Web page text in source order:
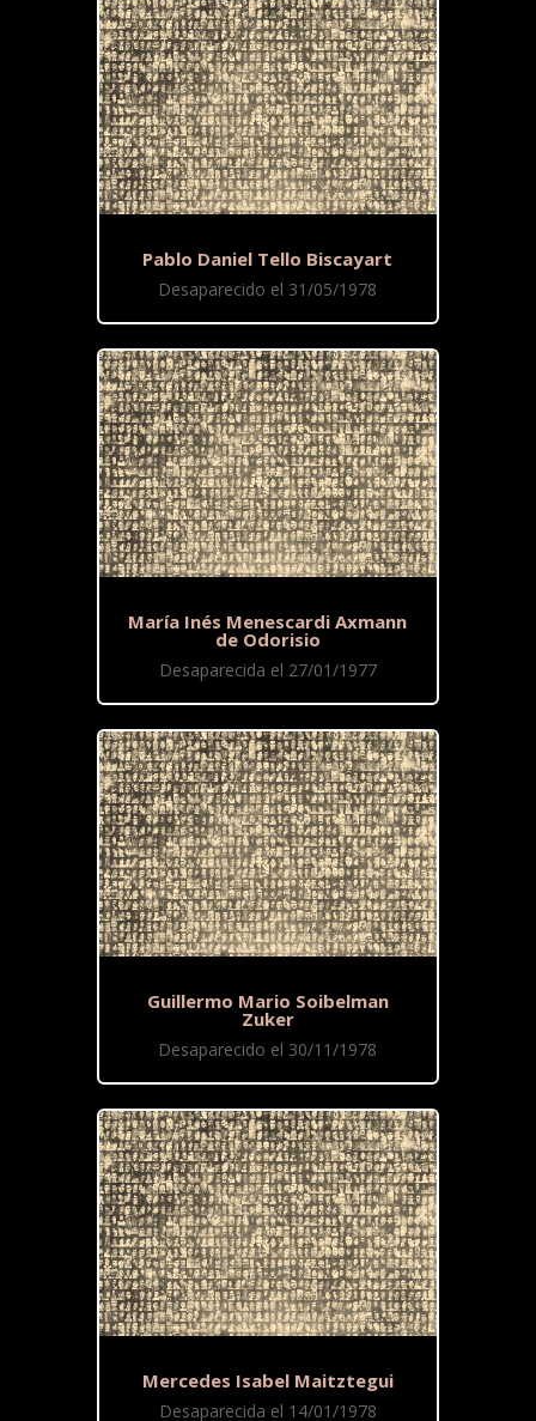
Pablo Daniel Tello Biscayart
Desaparecido el 31/05/1978
María Inés Menescardi Axmann
de Odorisio
Desaparecida el 27/01/1977
Guillermo Mario Soibelman
Zuker
Desaparecido el 30/11/1978
Mercedes Isabel Maitztegui
Desaparecida el 14/01/1978